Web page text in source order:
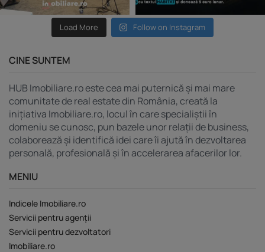
Load More Follow on Instagram
CINE SUNTEM
HUB Imobiliare.ro este cea mai puternică și mai mare
comunitate de real estate din România, creată la
inițiativa Imobiliare.ro, locul în care specialiștii în
domeniu se cunosc, pun bazele unor relații de business,
colaborează și identifică idei care îi ajută în dezvoltarea
personală, profesională și în accelerarea afacerilor lor.
MENIU
Indicele Imobiliare.ro
Servicii pentru agenții
Servicii pentru dezvoltatori
Imobiliare.ro